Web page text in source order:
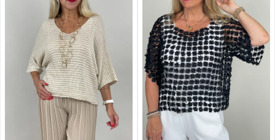
Cookies
Diese Website verwendet Cookies, um
sicherzustellen, dass Sie auf Ihrem
Gerät das beste Erlebnis haben
COOKIES AKZEPTIEREN